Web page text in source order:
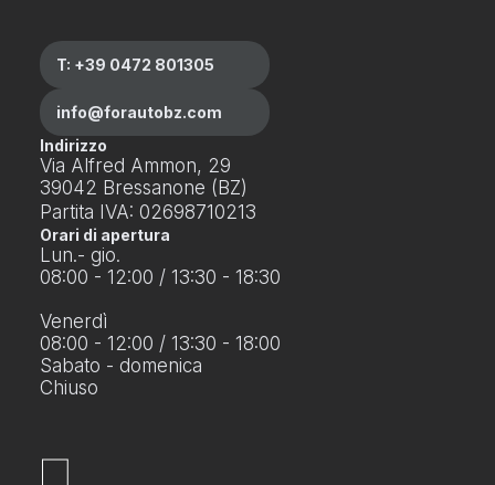
T: +39 0472 801305
info@forautobz.com
Indirizzo
Via Alfred Ammon, 29
39042 Bressanone (BZ)
Partita IVA: 02698710213
Orari di apertura
Lun.- gio.
08:00 - 12:00 / 13:30 - 18:30
Venerdì
08:00 - 12:00 / 13:30 - 18:00
Sabato - domenica
Chiuso